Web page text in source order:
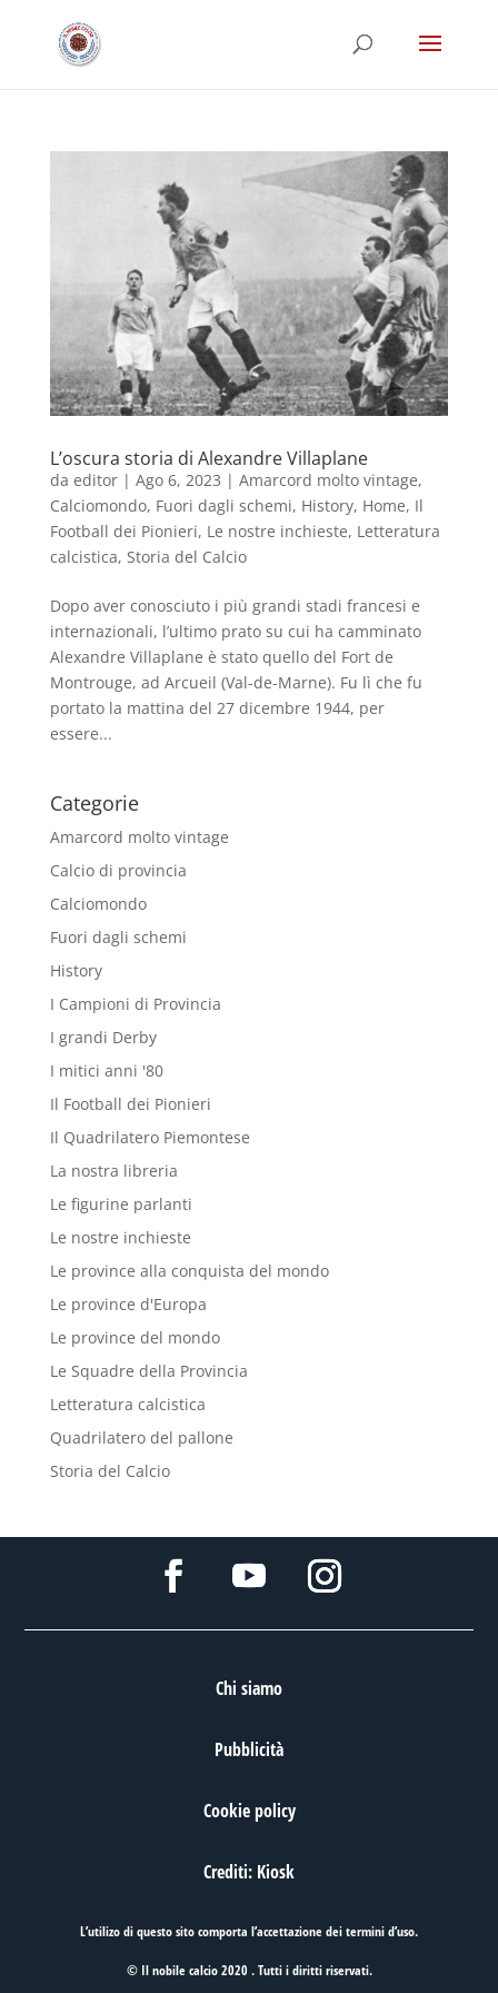
L’oscura storia di Alexandre Villaplane
da editor| Ago 6, 2023 | Amarcord molto vintage,
Calciomondo, Fuori dagli schemi, History, Home, Il
Football dei Pionieri, Le nostre inchieste, Letteratura
calcistica, Storia del Calcio
Dopo aver conosciuto i più grandi stadi francesi e
internazionali, l’ultimo prato su cui ha camminato
Alexandre Villaplane è stato quello del Fort de
Montrouge, ad Arcueil (Val-de-Marne). Fu lì che fu
portato la mattina del 27 dicembre 1944, per
essere...
Categorie
Amarcord molto vintage
Calcio di provincia
Calciomondo
Fuori dagli schemi
History
I Campioni di Provincia
I grandi Derby
I mitici anni '80
Il Football dei Pionieri
Il Quadrilatero Piemontese
La nostra libreria
Le figurine parlanti
Le nostre inchieste
Le province alla conquista del mondo
Le province d'Europa
Le province del mondo
Le Squadre della Provincia
Letteratura calcistica
Quadrilatero del pallone
Storia del Calcio
Chi siamo
Pubblicità
Cookie policy
Crediti: Kiosk
L’utilizo di questo sito comporta l’accettazione deitermini d’uso.
© Il nobile calcio 2020 . Tutti i diritti riservati.